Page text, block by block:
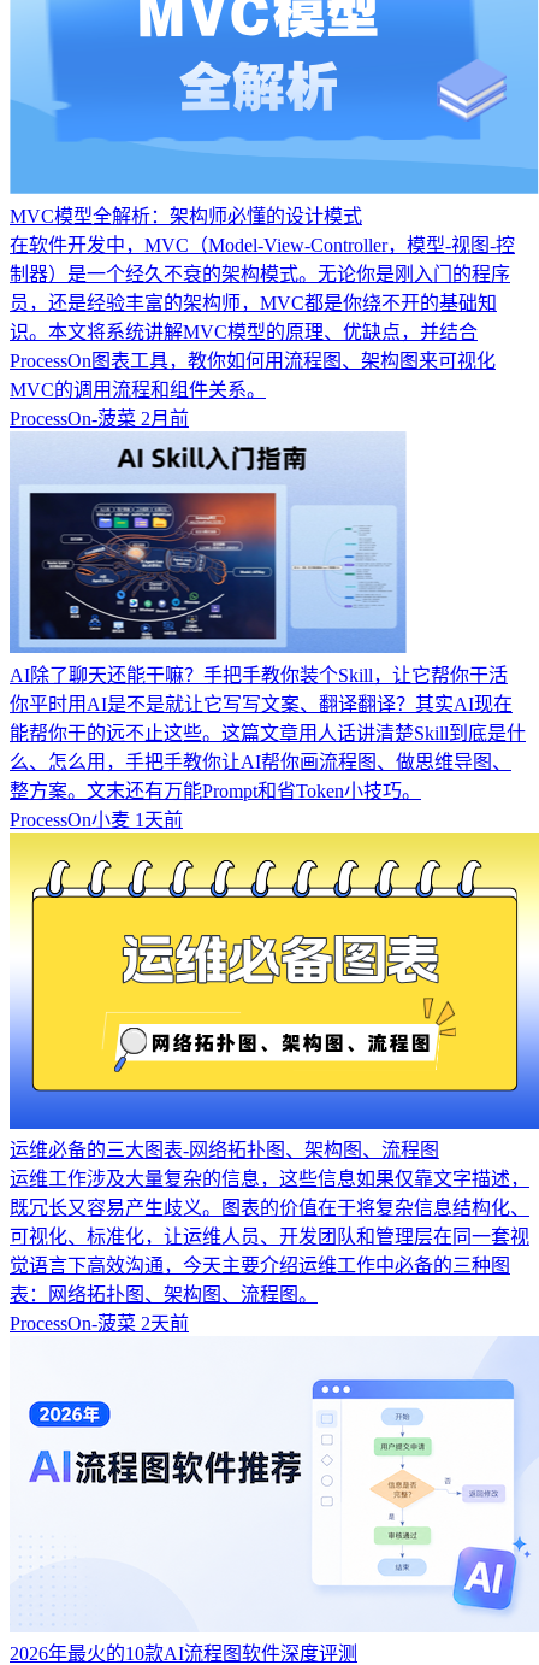
MVC模型全解析：架构师必懂的设计模式
在软件开发中，MVC（Model-View-Controller，模型-视图-控
制器）是一个经久不衰的架构模式。无论你是刚入门的程序
员，还是经验丰富的架构师，MVC都是你绕不开的基础知
识。本文将系统讲解MVC模型的原理、优缺点，并结合
ProcessOn图表工具，教你如何用流程图、架构图来可视化
MVC的调用流程和组件关系。
ProcessOn-菠菜 2月前
AI除了聊天还能干嘛？手把手教你装个Skill，让它帮你干活
你平时用AI是不是就让它写写文案、翻译翻译？其实AI现在
能帮你干的远不止这些。这篇文章用人话讲清楚Skill到底是什
么、怎么用，手把手教你让AI帮你画流程图、做思维导图、
整方案。文末还有万能Prompt和省Token小技巧。
ProcessOn小麦 1天前
运维必备的三大图表-网络拓扑图、架构图、流程图
运维工作涉及大量复杂的信息，这些信息如果仅靠文字描述，
既冗长又容易产生歧义。图表的价值在于将复杂信息结构化、
可视化、标准化，让运维人员、开发团队和管理层在同一套视
觉语言下高效沟通，今天主要介绍运维工作中必备的三种图
表：网络拓扑图、架构图、流程图。
ProcessOn-菠菜 2天前
2026年最火的10款AI流程图软件深度评测